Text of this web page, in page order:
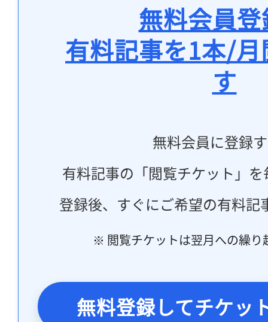
無料会員
有料記事を1本/
す
無料会員に登録
有料記事の「閲覧チケット」
登録後、すぐにご希望の有料記
※ 閲覧チケットは翌月への繰り
無料登録してチケッ